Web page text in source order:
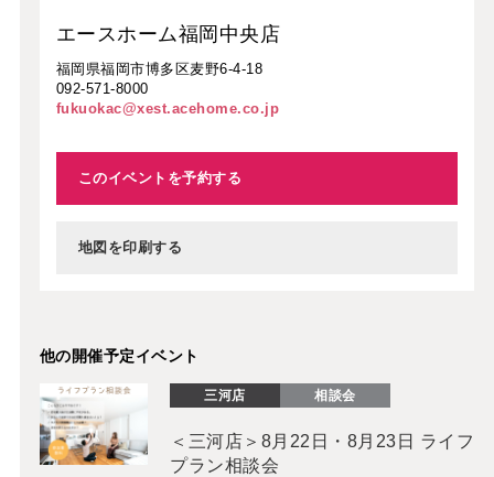
エースホーム福岡中央店
福岡県福岡市博多区麦野6-4-18
092-571-8000
fukuokac@xest.acehome.co.jp
このイベントを予約する
地図を印刷する
他の開催予定イベント
三河店 相談会
＜三河店＞8月22日・8月23日 ライフ
プラン相談会